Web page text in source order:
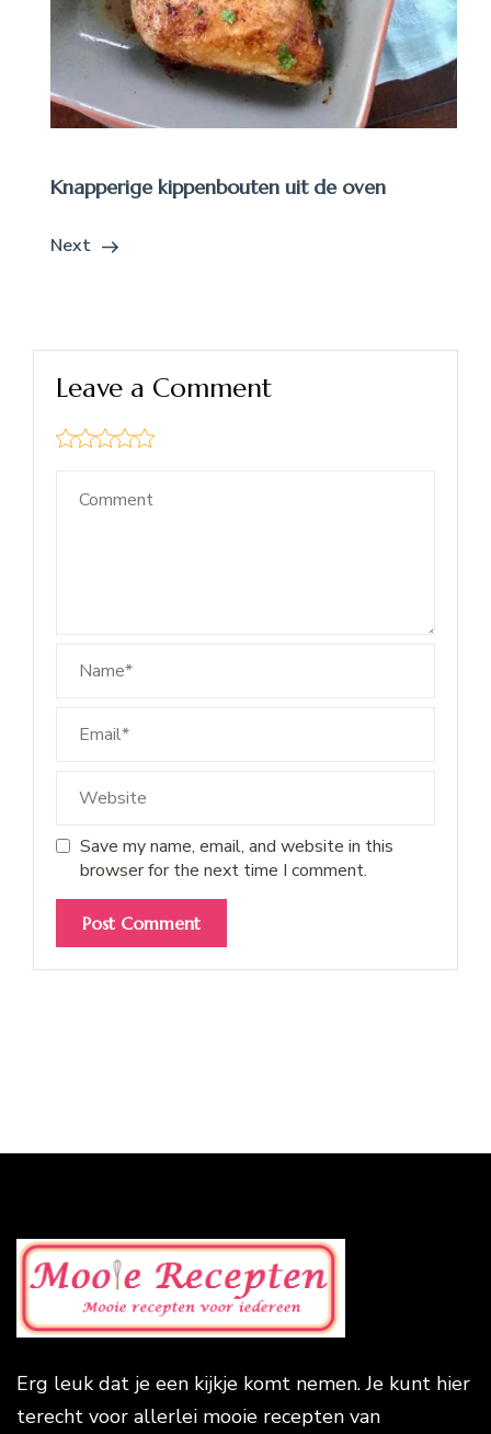
Knapperige kippenbouten uit de oven
Next
Leave a Comment
Save my name, email, and website in this
browser for the next time I comment.
Erg leuk dat je een kijkje komt nemen. Je kunt hier
terecht voor allerlei mooie recepten van